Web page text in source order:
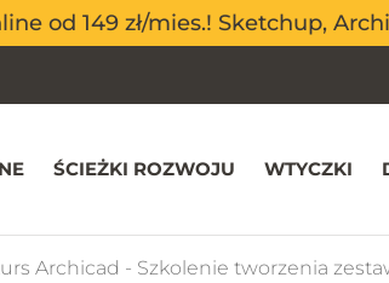
od 149 zł/mies.! Sketchup,
od 149 zł/mies.! Sketchup,
ŚCIEŻKI ROZWOJU WTYCZKI
Archicad - Szkolenie tworzenia